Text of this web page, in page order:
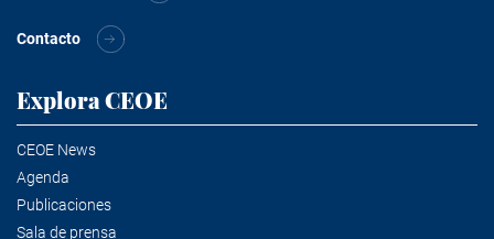
Contacto
Explora CEOE
CEOE News
Agenda
Publicaciones
Sala de prensa